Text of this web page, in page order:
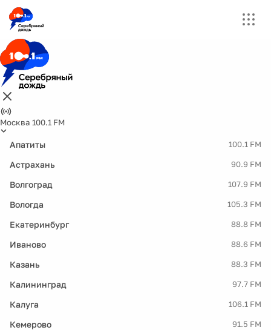
Москва 100.1 FM
Апатиты 100.1 FM
Астрахань 90.9 FM
Волгоград 107.9 FM
Вологда 105.3 FM
Екатеринбург 88.8 FM
Иваново 88.6 FM
Казань 88.3 FM
Калининград 97.7 FM
Калуга 106.1 FM
Кемерово 91.5 FM